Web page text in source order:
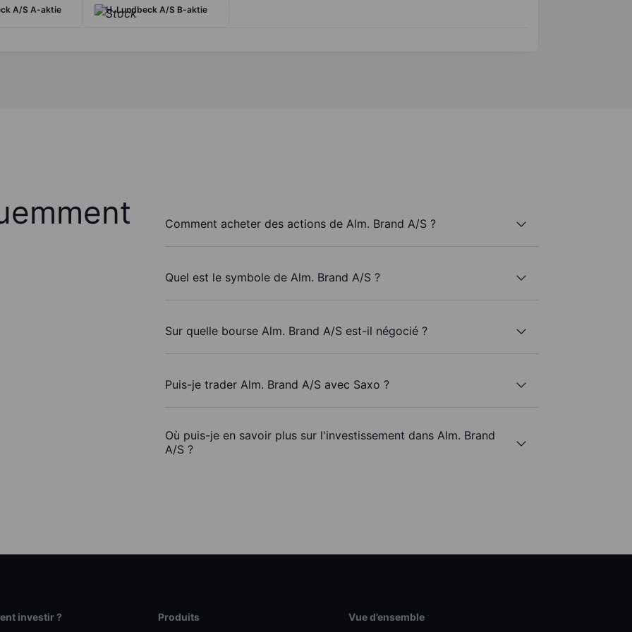
A/S A-aktie H. Lundbeck A/S B-aktie
Comment acheter des actions de Alm. Brand A/S ?
Quel est le symbole de Alm. Brand A/S ?
Sur quelle bourse Alm. Brand A/S est-il négocié ?
Puis-je trader Alm. Brand A/S avec Saxo ?
Où puis-je en savoir plus sur l'investissement dans Alm. Brand
A/S ?
investir ? Produits Vue d’ensemble